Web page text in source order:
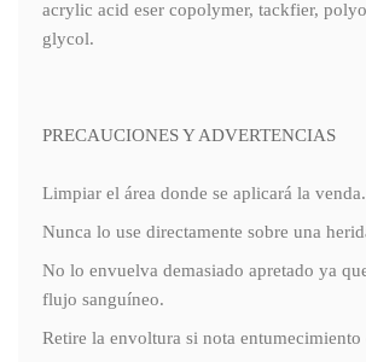
acrylic acid eser copolymer, tackfier,
glycol.
PRECAUCIONES Y ADVERTENCIAS
Limpiar el área donde se aplicará la venda.
Nunca lo use directamente sobre una
No lo envuelva demasiado apretado ya
flujo sanguíneo.
Retire la envoltura si nota entumecimiento